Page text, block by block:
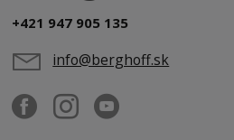
+421 947 905 135
info@berghoff.sk